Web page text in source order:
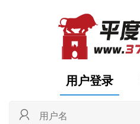
用户登录